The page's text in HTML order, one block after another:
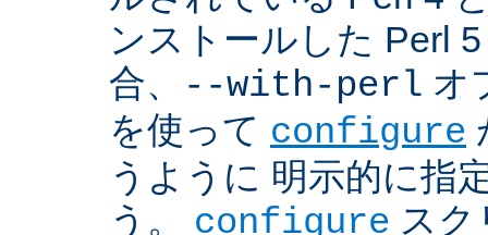
ンストールした Perl
合、
--with-perl オ
を使って configure
うように 明示的に指
う。 configure スク